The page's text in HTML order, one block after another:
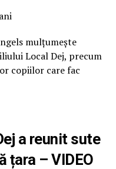
mulțumește
Local Dej, precum
copiilor care fac
a reunit sute
țara – VIDEO